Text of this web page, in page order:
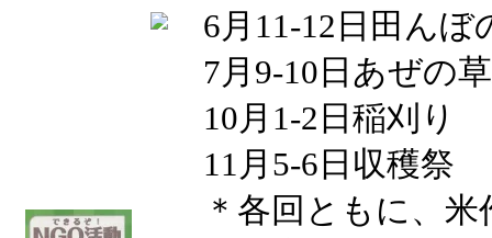
6月11-12日田んぼ
7月9-10日あぜの
10月1-2日稲刈り
11月5-6日収穫祭
＊各回ともに、